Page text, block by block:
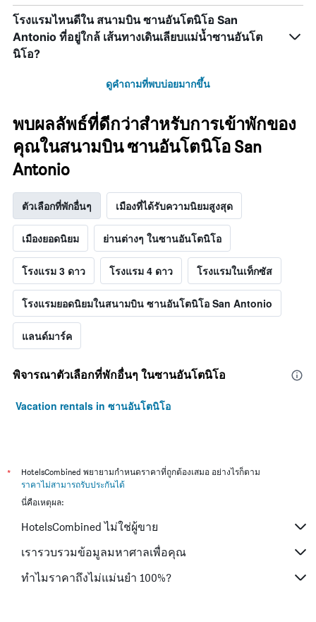
โรงแรมไหนดีใน สนามบิน ซานอันโตนิโอ San
Antonio ที่อยู่ใกล้ เส้นทางเดินเลียบแม่น้ำซานอันโต
นิโอ?
ดูคำถามที่พบบ่อยมากขึ้น
พบผลลัพธ์ที่ดีกว่าสำหรับการเข้าพักของ
คุณในสนามบิน ซานอันโตนิโอ San
Antonio
ตัวเลือกที่พักอื่นๆ เมืองที่ได้รับความนิยมสูงสุด
เมืองยอดนิยม ย่านต่างๆ ในซานอันโตนิโอ
โรงแรม 3 ดาว โรงแรม 4 ดาว โรงแรมในเท็กซัส
โรงแรมยอดนิยมในสนามบิน ซานอันโตนิโอ San Antonio
แลนด์มาร์ค
พิจารณาตัวเลือกที่พักอื่นๆ ในซานอันโตนิโอ
Vacation rentals in ซานอันโตนิโอ
*
HotelsCombined พยายามกำหนดราคาที่ถูกต้องเสมอ อย่างไรก็ตาม
ราคาไม่สามารถรับประกันได้
นี่คือเหตุผล:
HotelsCombined ไม่ใช่ผู้ขาย
เรารวบรวมข้อมูลมหาศาลเพื่อคุณ
ทำไมราคาถึงไม่แม่นยำ 100%?